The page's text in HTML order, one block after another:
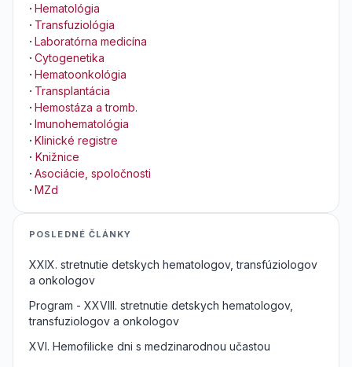
· Hematológia
· Transfuziológia
· Laboratórna medicína
· Cytogenetika
· Hematoonkológia
· Transplantácia
· Hemostáza a tromb.
· Imunohematológia
· Klinické registre
· Knižnice
· Asociácie, spoločnosti
· MZd
POSLEDNÉ ČLÁNKY
XXIX. stretnutie detskych hematologov, transfúziologov
a onkologov
Program - XXVIII. stretnutie detskych hematologov,
transfuziologov a onkologov
XVI. Hemofilicke dni s medzinarodnou učastou